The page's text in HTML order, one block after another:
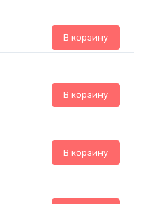
В корзину
В корзину
В корзину